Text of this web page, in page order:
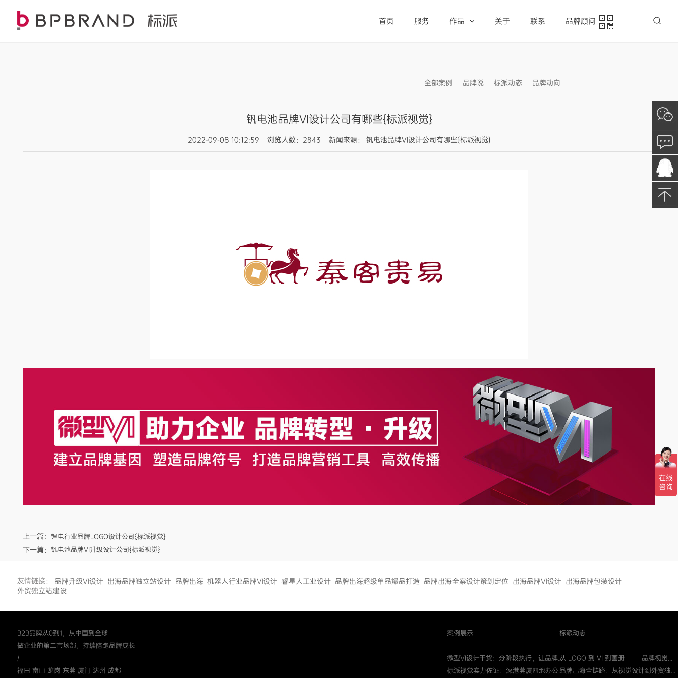
首页 服务 作品 关于 联系 品牌顾问
全部案例 品牌说 标派动态 品牌动向
钒电池品牌VI设计公司有哪些{标派视觉}
2022-09-08 10:12:59 浏览人数：2843 新闻来源： 钒电池品牌VI设计公司有哪些{标派视觉}
上一篇： 锂电行业品牌LOGO设计公司{标派视觉}
下一篇： 钒电池品牌VI升级设计公司{标派视觉}
友情链接： 品牌升级VI设计 出海品牌独立站设计 品牌出海 机器人行业品牌VI设计 睿星人工业设计 品牌出海超级单品爆品打造 品牌出海全案设计策划定位 出海品牌VI设计 出海品牌包装设计
外贸独立站建设
B2B品牌从0到1，从中国到全球
做企业的第二市场部，持续陪跑品牌成长
/
福田 南山 龙岗 东莞 厦门 达州 成都
案例展示
微型VI设计干货：分阶段执行，让品牌...
标派视觉实力佐证：深港莞厦四地办公...
标派动态
从 LOGO 到 VI 到画册 —— 品牌视觉...
品牌出海全链路：从视觉设计到外贸独...